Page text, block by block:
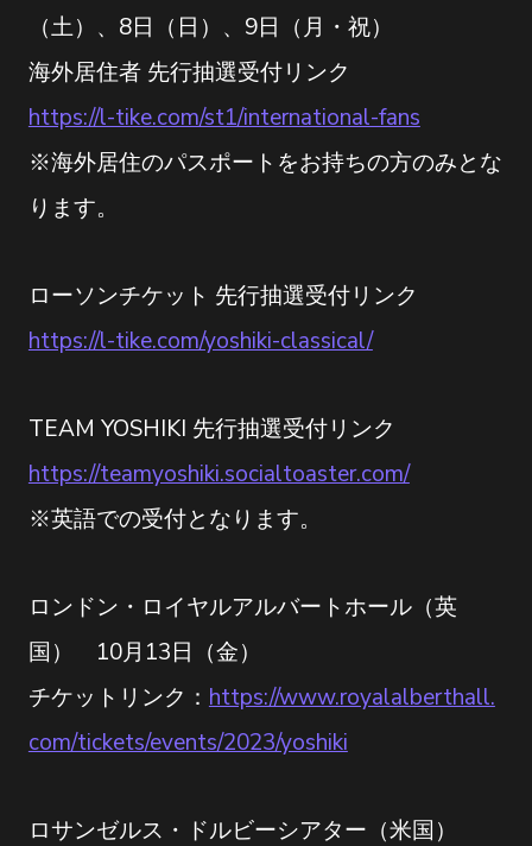
（土）、8日（日）、9日（月・祝）
海外居住者 先行抽選受付リンク
https://l-tike.com/st1/international-fans
※海外居住のパスポートをお持ちの方のみとな
ります。
ローソンチケット 先行抽選受付リンク
https://l-tike.com/yoshiki-classical/
TEAM YOSHIKI 先行抽選受付リンク
https://teamyoshiki.socialtoaster.com/
※英語での受付となります。
ロンドン・ロイヤルアルバートホール（英
国） 10月13日（金）
チケットリンク： https://www.royalalberthall.
com/tickets/events/2023/yoshiki
ロサンゼルス・ドルビーシアター（米国）